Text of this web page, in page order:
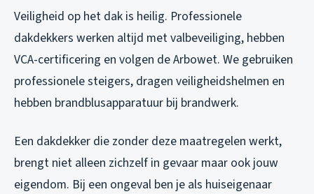
Veiligheid op het dak is heilig. Professionele
dakdekkers werken altijd met valbeveiliging, hebben
VCA-certificering en volgen de Arbowet. We gebruiken
professionele steigers, dragen veiligheidshelmen en
hebben brandblusapparatuur bij brandwerk.
Een dakdekker die zonder deze maatregelen werkt,
brengt niet alleen zichzelf in gevaar maar ook jouw
eigendom. Bij een ongeval ben je als huiseigenaar